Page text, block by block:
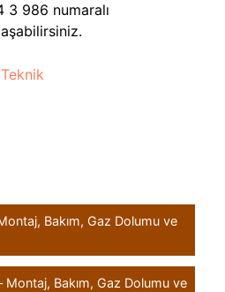
986 numaralı
Bakım, Gaz Dolumu ve
Montaj, Bakım, Gaz Dolumu ve